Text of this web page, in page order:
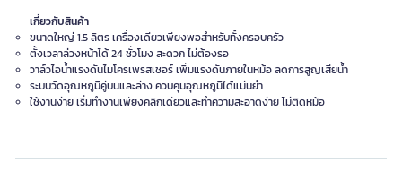
เกี่ยวกับสินค้า
ขนาดใหญ่ 1.5 ลิตร เครื่องเดียวเพียงพอสำหรับทั้งครอบครัว
ตั้งเวลาล่วงหน้าได้ 24 ชั่วโมง สะดวก ไม่ต้องรอ
วาล์วไอน้ำแรงดันไมโครเพรสเชอร์ เพิ่มแรงดันภายในหม้อ ลดการสูญเสียน้ำ
ระบบวัดอุณหภูมิคู่บนและล่าง ควบคุมอุณหภูมิได้แม่นยำ
ใช้งานง่าย เริ่มทำงานเพียงคลิกเดียวและทำความสะอาดง่าย ไม่ติดหม้อ